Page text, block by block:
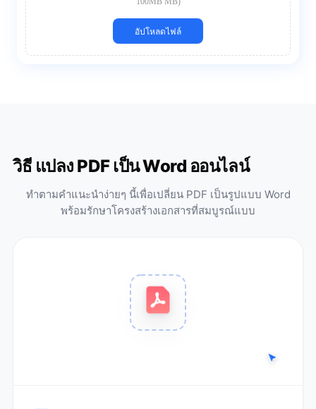
อัปโหลดไฟล์
วิธี แปลง PDF เป็น Word ออนไลน์
ทำตามคำแนะนำง่ายๆ นี้เพื่อเปลี่ยน PDF เป็นรูปแบบ Word
พร้อมรักษาโครงสร้างเอกสารที่สมบูรณ์แบบ